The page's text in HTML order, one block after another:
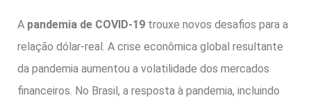
A pandemia de COVID-19 trouxe novos desafios para a
relação dólar-real. A crise econômica global resultante
da pandemia aumentou a volatilidade dos mercados
financeiros. No Brasil, a resposta à pandemia, incluindo